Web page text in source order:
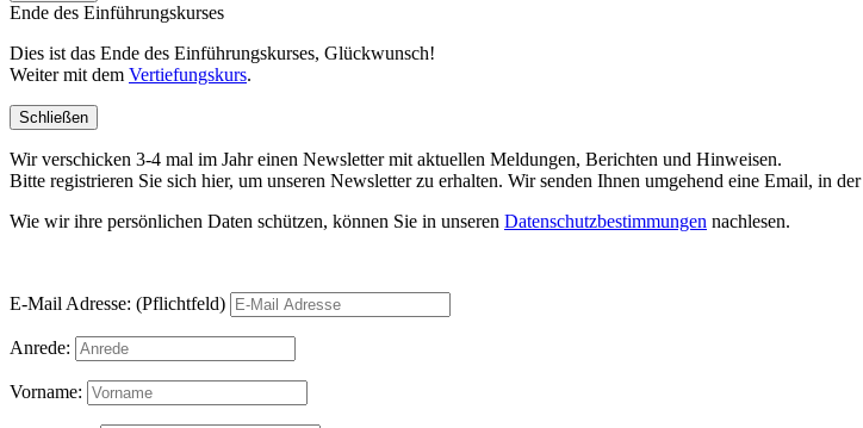
Ende des Einführungskurses
Dies ist das Ende des Einführungskurses, Glückwunsch!
Weiter mit dem Vertiefungskurs.
Schließen
Wir verschicken 3-4 mal im Jahr einen Newsletter mit aktuellen Meldungen, Berichten und Hinweisen.
Bitte registrieren Sie sich hier, um unseren Newsletter zu erhalten. Wir senden Ihnen umgehend eine Email, in
Wie wir ihre persönlichen Daten schützen, können Sie in unseren Datenschutzbestimmungen nachlesen.
E-Mail Adresse: (Pflichtfeld)
Anrede:
Vorname: